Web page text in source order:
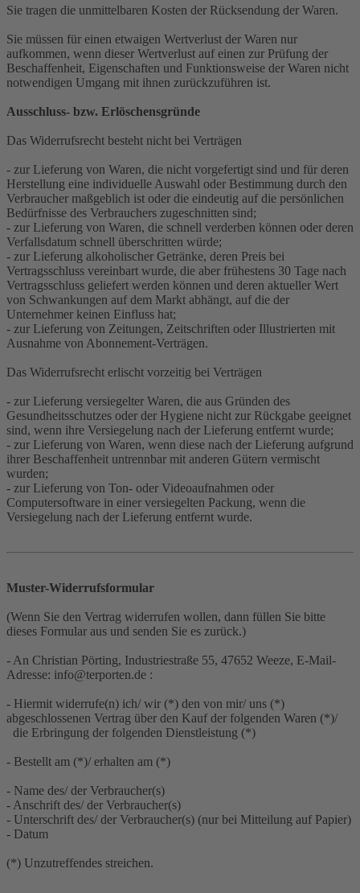
Sie tragen die unmittelbaren Kosten der Rücksendung der Waren.
Sie müssen für einen etwaigen Wertverlust der Waren nur
aufkommen, wenn dieser Wertverlust auf einen zur Prüfung der
Beschaffenheit, Eigenschaften und Funktionsweise der Waren nicht
notwendigen Umgang mit ihnen zurückzuführen ist.
Ausschluss- bzw. Erlöschensgründe
Das Widerrufsrecht besteht nicht bei Verträgen
- zur Lieferung von Waren, die nicht vorgefertigt sind und für deren
Herstellung eine individuelle Auswahl oder Bestimmung durch den
Verbraucher maßgeblich ist oder die eindeutig auf die persönlichen
Bedürfnisse des Verbrauchers zugeschnitten sind;
- zur Lieferung von Waren, die schnell verderben können oder deren
Verfallsdatum schnell überschritten würde;
- zur Lieferung alkoholischer Getränke, deren Preis bei
Vertragsschluss vereinbart wurde, die aber frühestens 30 Tage nach
Vertragsschluss geliefert werden können und deren aktueller Wert
von Schwankungen auf dem Markt abhängt, auf die der
Unternehmer keinen Einfluss hat;
- zur Lieferung von Zeitungen, Zeitschriften oder Illustrierten mit
Ausnahme von Abonnement-Verträgen.
Das Widerrufsrecht erlischt vorzeitig bei Verträgen
- zur Lieferung versiegelter Waren, die aus Gründen des
Gesundheitsschutzes oder der Hygiene nicht zur Rückgabe geeignet
sind, wenn ihre Versiegelung nach der Lieferung entfernt wurde;
- zur Lieferung von Waren, wenn diese nach der Lieferung aufgrund
ihrer Beschaffenheit untrennbar mit anderen Gütern vermischt
wurden;
- zur Lieferung von Ton- oder Videoaufnahmen oder
Computersoftware in einer versiegelten Packung, wenn die
Versiegelung nach der Lieferung entfernt wurde.
Muster-Widerrufsformular
(Wenn Sie den Vertrag widerrufen wollen, dann füllen Sie bitte
dieses Formular aus und senden Sie es zurück.)
- An Christian Pörting, Industriestraße 55, 47652 Weeze, E-Mail-
Adresse: info@terporten.de :
- Hiermit widerrufe(n) ich/ wir (*) den von mir/ uns (*)
abgeschlossenen Vertrag über den Kauf der folgenden Waren (*)/
die Erbringung der folgenden Dienstleistung (*)
- Bestellt am (*)/ erhalten am (*)
- Name des/ der Verbraucher(s)
- Anschrift des/ der Verbraucher(s)
- Unterschrift des/ der Verbraucher(s) (nur bei Mitteilung auf Papier)
- Datum
(*) Unzutreffendes streichen.